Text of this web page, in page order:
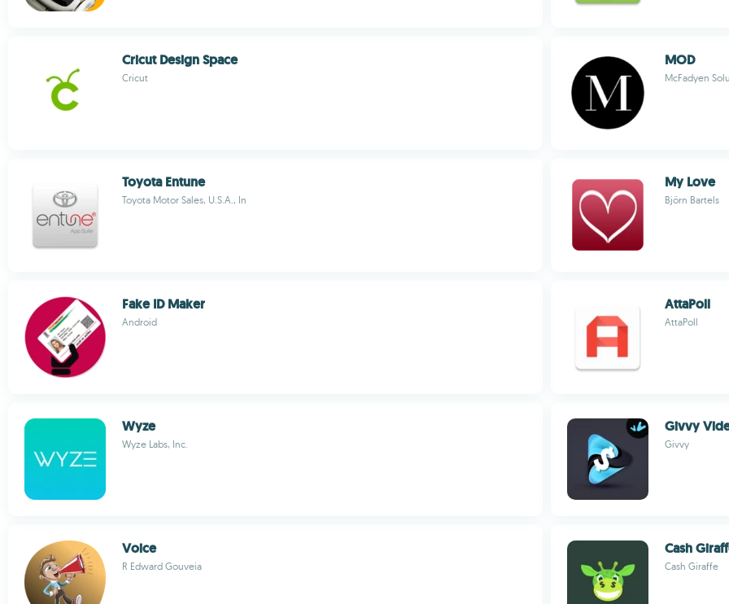
Cricut Design Space
Cricut
MOD
McFadyen
Toyota Entune
Toyota Motor Sales, U.S.A., In
My Love
Björn Bartels
Fake ID Maker
Android
AttaPoll
AttaPoll
Wyze
Wyze Labs, Inc.
Givvy
Givvy
Voice
R Edward Gouveia
Cash
Cash Giraffe